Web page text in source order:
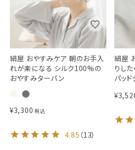
絹屋 おやすみケア 朝のお手入
れが楽になる シルク100%の
おやすみターバン
¥3,300 税込
4.85 （13）
絹屋
りし
パッ
¥